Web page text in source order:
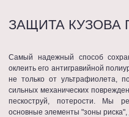
ЗАЩИТА КУЗОВА
Самый надежный способ
оклеить его антигравийной
не только от ультрафиолета,
сильных механических
пескоструй, потерости. Мы
основные элементы "зоны